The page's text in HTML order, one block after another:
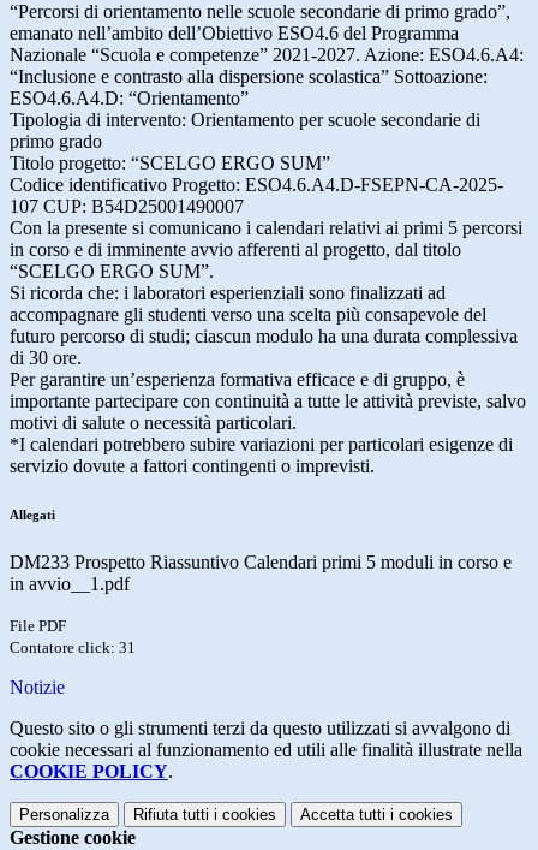
“Percorsi di orientamento nelle scuole secondarie di primo grado”,
emanato nell’ambito dell’Obiettivo ESO4.6 del Programma
Nazionale “Scuola e competenze” 2021-2027. Azione: ESO4.6.A4:
“Inclusione e contrasto alla dispersione scolastica” Sottoazione:
ESO4.6.A4.D: “Orientamento”
Tipologia di intervento: Orientamento per scuole secondarie di
primo grado
Titolo progetto: “SCELGO ERGO SUM”
Codice identificativo Progetto: ESO4.6.A4.D-FSEPN-CA-2025-
107 CUP: B54D25001490007
Con la presente si comunicano i calendari relativi ai primi 5 percorsi
in corso e di imminente avvio afferenti al progetto, dal titolo
“SCELGO ERGO SUM”.
Si ricorda che: i laboratori esperienziali sono finalizzati ad
accompagnare gli studenti verso una scelta più consapevole del
futuro percorso di studi; ciascun modulo ha una durata complessiva
di 30 ore.
Per garantire un’esperienza formativa efficace e di gruppo, è
importante partecipare con continuità a tutte le attività previste, salvo
motivi di salute o necessità particolari.
*I calendari potrebbero subire variazioni per particolari esigenze di
servizio dovute a fattori contingenti o imprevisti.
Allegati
DM233 Prospetto Riassuntivo Calendari primi 5 moduli in corso e
in avvio__1.pdf
File PDF
Contatore click: 31
Notizie
Questo sito o gli strumenti terzi da questo utilizzati si avvalgono di
cookie necessari al funzionamento ed utili alle finalità illustrate nella
COOKIE POLICY.
Personalizza Rifiuta tutti i cookies Accetta tutti i cookies
Gestione cookie